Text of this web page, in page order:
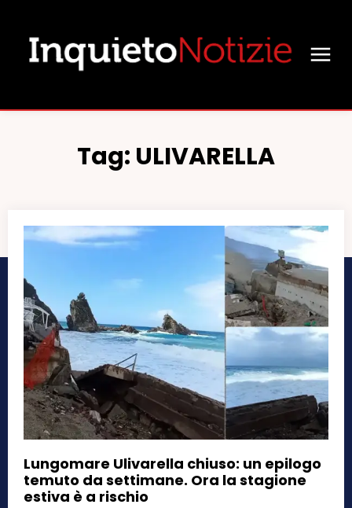
Tag: ULIVARELLA
Lungomare Ulivarella chiuso: un epilogo
temuto da settimane. Ora la stagione
estiva è a rischio